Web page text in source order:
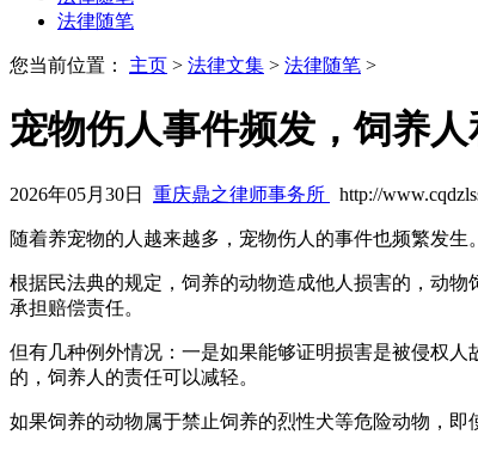
法律随笔
您当前位置： 主页 > 法律文集 > 法律随笔 >
宠物伤人事件频发，饲养
2026年05月30日 重庆鼎之律师事务所 http://
随着养宠物的人越来越多，宠物伤人的事件也频繁发
根据民法典的规定，饲养的动物造成他人损害的，动
承担赔偿责任。
但有几种例外情况：一是如果能够证明损害是被侵权
的，饲养人的责任可以减轻。
如果饲养的动物属于禁止饲养的烈性犬等危险动物，